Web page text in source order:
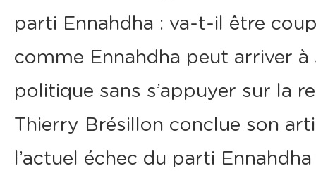
parti Ennahdha : va-t-il être
comme Ennahdha peut arriver
politique sans s’appuyer sur la
Thierry Brésillon conclue son
l’actuel échec du parti